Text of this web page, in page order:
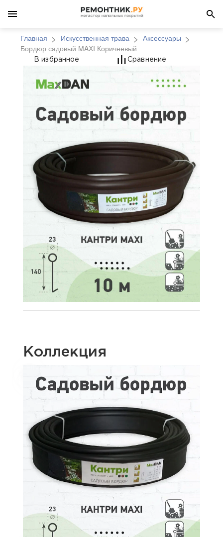
Главная Искусственная трава
Аксессуары
Бордюр садовый MAXI Коричневый
Бордюр садовый
В избранное Сравнение
Коллекция